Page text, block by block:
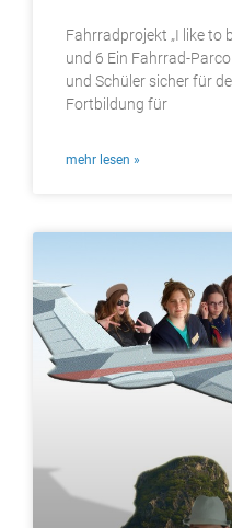
Fahrradprojekt „I like to
und 6 Ein Fahrrad-
und Schüler sicher für
Fortbildung für
mehr lesen »